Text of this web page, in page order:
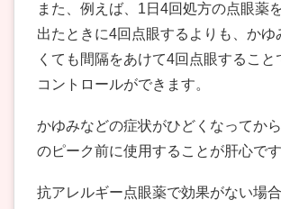
また、例えば、1日4回処方の点眼薬
出たときに4回点眼するよりも、かゆ
くても間隔をあけて4回点眼すること
コントロールができます。
かゆみなどの症状がひどくなってか
のピーク前に使用することが肝心です
抗アレルギー点眼薬で効果がない場